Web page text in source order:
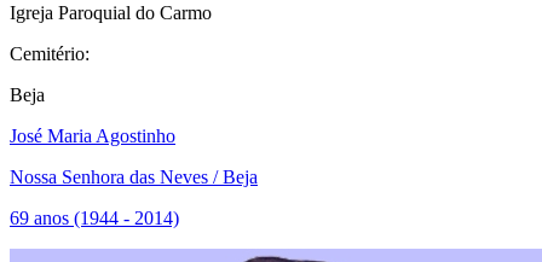
Igreja Paroquial do Carmo
Cemitério:
Beja
José Maria Agostinho
Nossa Senhora das Neves / Beja
69 anos (1944 - 2014)